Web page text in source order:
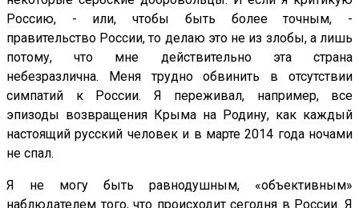
Россию, - или, чтобы быть более точным, -
правительство России, то делаю это не из злобы, а лишь
потому, что мне действительно эта страна
небезразлична. Меня трудно обвинить в отсутствии
симпатий к России. Я переживал, например, все
эпизоды возвращения Крыма на Родину, как каждый
настоящий русский человек и в марте 2014 года ночами
не спал.
Я не могу быть равнодушным, «объективным»
наблюдателем того, что происходит сегодня в России. Я